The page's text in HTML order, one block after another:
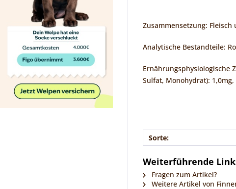
Zusammensetzung:
Analytische Bestandteile:
Ernährungsphysiologische
Sulfat, Monohydrat):
Sorte:
Weiterführende
Fragen zum Artikel?
Weitere Artikel von